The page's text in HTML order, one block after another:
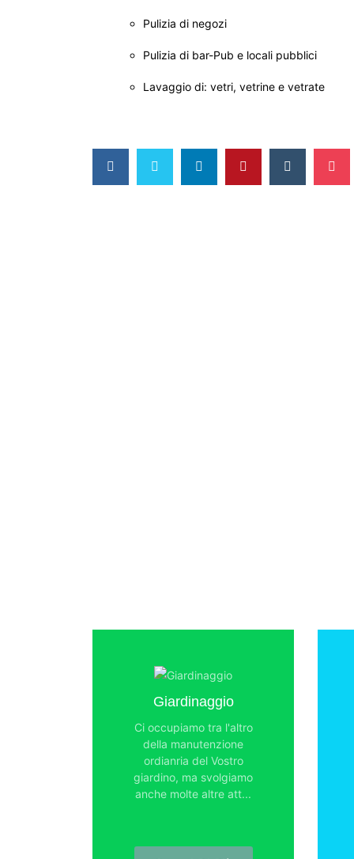
Pulizia di negozi
Pulizia di bar-Pub e locali pubblici
Lavaggio di: vetri, vetrine e vetrate
Giardinaggio
Ci occupiamo tra l'altro
della manutenzione
ordianria del Vostro
giardino, ma svolgiamo
anche molte altre att...